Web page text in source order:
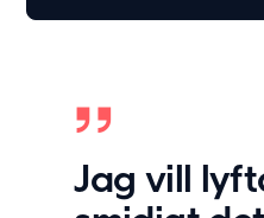
Jag vill